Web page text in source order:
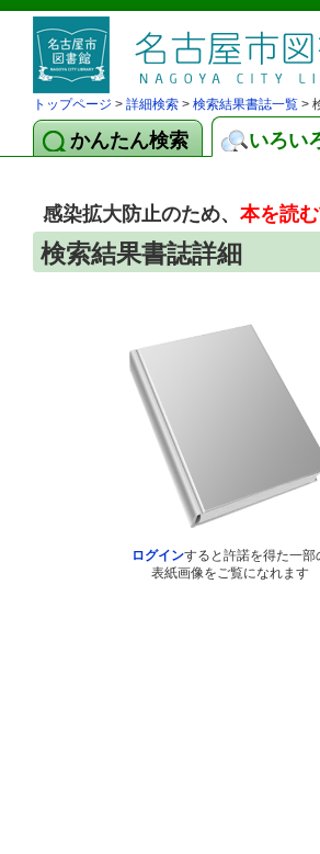
トップページ > 詳細検索 > 検索結果書誌一覧 >
かんたん検索 いろい
感染拡大防止のため、本を読
検索結果書誌詳細
ログインすると許諾を得た一部
表紙画像をご覧になれます